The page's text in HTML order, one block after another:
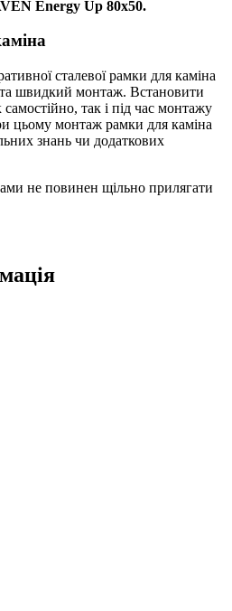
Energy Up 80х50.
сталевої рамки для каміна
швидкий монтаж. Встановити
так і під час монтажу
цьому монтаж рамки для каміна
знань чи додаткових
не повинен щільно прилягати